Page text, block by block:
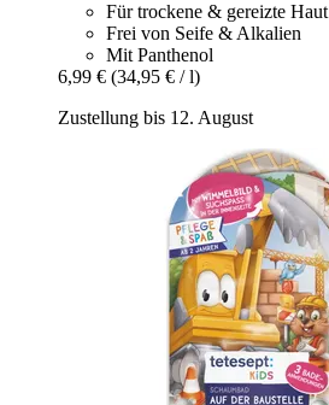
Für trockene & gereizte Haut
Frei von Seife & Alkalien
Mit Panthenol
6,99 € (34,95 € / l)
Zustellung bis 12. August